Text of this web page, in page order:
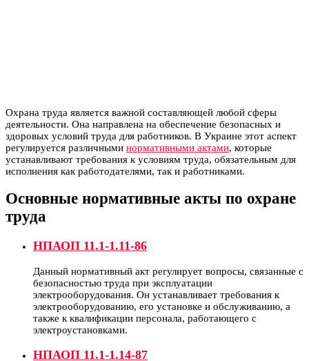
Охрана труда является важной составляющей любой сферы
деятельности. Она направлена на обеспечение безопасных и
здоровых условий труда для работников. В Украине этот аспект
регулируется различными нормативными актами, которые
устанавливают требования к условиям труда, обязательным для
исполнения как работодателями, так и работниками.
Основные нормативные акты по охране
труда
НПАОП 11.1-1.11-86
Данный нормативный акт регулирует вопросы, связанные с
безопасностью труда при эксплуатации
электрооборудования. Он устанавливает требования к
электрооборудованию, его установке и обслуживанию, а
также к квалификации персонала, работающего с
электроустановками.
НПАОП 11.1-1.14-87